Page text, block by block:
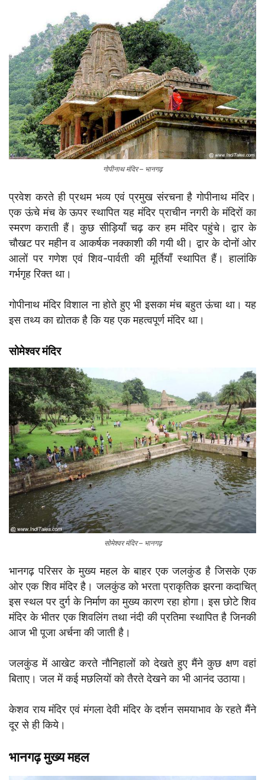
गोपीनाथ मंदिर – भानगढ़
प्रवेश करते ही प्रथम भव्य एवं प्रमुख संरचना है गोपीनाथ मंदिर।
एक ऊंचे मंच के ऊपर स्थापित यह मंदिर प्राचीन नगरी के मंदिरों का
स्मरण कराती हैं। कुछ सीड़ियाँ चढ़ कर हम मंदिर पहुंचे। द्वार के
चौखट पर महीन व आकर्षक नक्काशी की गयी थी। द्वार के दोनों ओर
आलों पर गणेश एवं शिव-पार्वती की मूर्तियाँ स्थापित हैं। हालांकि
गर्भगृह रिक्त था।
गोपीनाथ मंदिर विशाल ना होते हुए भी इसका मंच बहुत ऊंचा था। यह
इस तथ्य का द्योतक है कि यह एक महत्वपूर्ण मंदिर था।
सोमेश्वर मंदिर
सोमेश्वर मंदिर – भानगढ़
भानगढ़ परिसर के मुख्य महल के बाहर एक जलकुंड है जिसके एक
ओर एक शिव मंदिर है। जलकुंड को भरता प्राकृतिक झरना कदाचित्
इस स्थल पर दुर्ग के निर्माण का मुख्य कारण रहा होगा। इस छोटे शिव
मंदिर के भीतर एक शिवलिंग तथा नंदी की प्रतिमा स्थापित है जिनकी
आज भी पूजा अर्चना की जाती है।
जलकुंड में आखेट करते नौनिहालों को देखते हुए मैंने कुछ क्षण वहां
बिताए। जल में कई मछलियों को तैरते देखने का भी आनंद उठाया।
केशव राय मंदिर एवं मंगला देवी मंदिर के दर्शन समयाभाव के रहते मैंने
दूर से ही किये।
भानगढ़ मुख्य महल